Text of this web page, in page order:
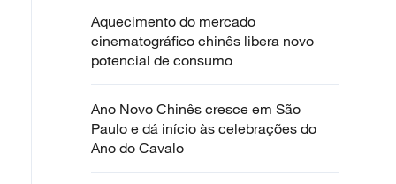
Aquecimento do mercado
cinematográfico chinês libera novo
potencial de consumo
Ano Novo Chinês cresce em São
Paulo e dá início às celebrações do
Ano do Cavalo